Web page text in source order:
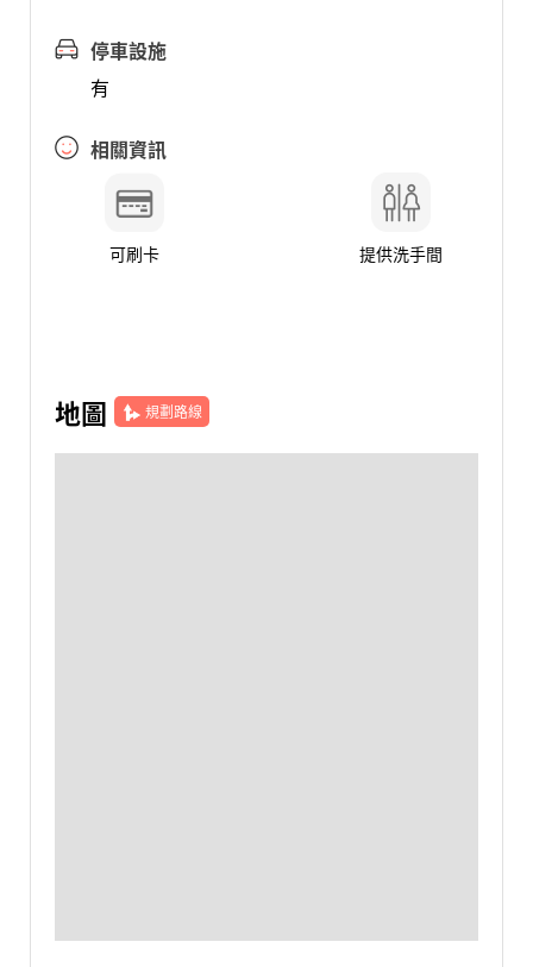
停車設施
有
相關資訊
可刷卡 提供洗手間
地圖 規劃路線